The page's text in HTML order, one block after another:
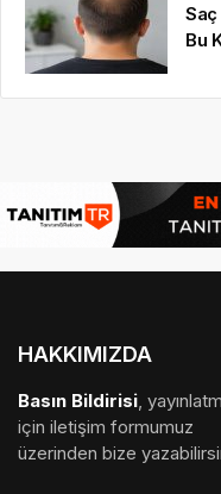
Bu
HAKKIMIZDA
Basın Bildirisi,
için iletişim formumuz
üzerinden bize